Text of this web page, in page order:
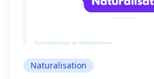
Naturalisation